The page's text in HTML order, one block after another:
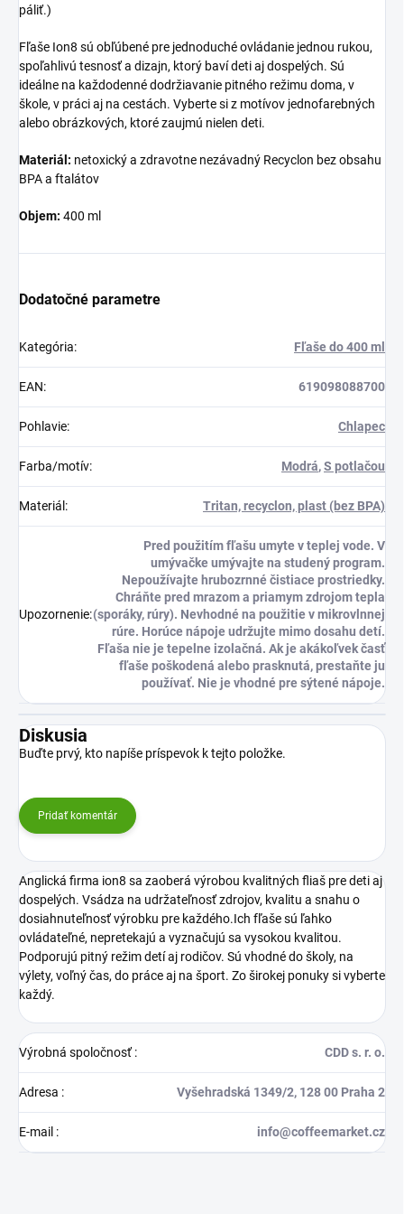
páliť.)
Fľaše Ion8 sú obľúbené pre jednoduché ovládanie jednou rukou,
spoľahlivú tesnosť a dizajn, ktorý baví deti aj dospelých. Sú
ideálne na každodenné dodržiavanie pitného režimu doma, v
škole, v práci aj na cestách. Vyberte si z motívov jednofarebných
alebo obrázkových, ktoré zaujmú nielen deti.
Materiál: netoxický a zdravotne nezávadný Recyclon bez obsahu
BPA a ftalátov
Objem: 400 ml
Dodatočné parametre
Kategória: Fľaše do 400 ml
EAN: 619098088700
Pohlavie: Chlapec
Farba/motív: Modrá,S potlačou
Materiál : Tritan, recyclon, plast (bez BPA)
Upozornenie:
Pred použitím fľašu umyte v teplej vode. V
umývačke umývajte na studený program.
Nepoužívajte hrubozrnné čistiace prostriedky.
Chráňte pred mrazom a priamym zdrojom tepla
(sporáky, rúry). Nevhodné na použitie v mikrovlnnej
rúre. Horúce nápoje udržujte mimo dosahu detí.
Fľaša nie je tepelne izolačná. Ak je akákoľvek časť
fľaše poškodená alebo prasknutá, prestaňte ju
používať. Nie je vhodné pre sýtené nápoje.
Diskusia
Buďte prvý, kto napíše príspevok k tejto položke.
Pridať komentár
Anglická firma ion8 sa zaoberá výrobou kvalitných fliaš pre deti aj
dospelých. Vsádza na udržateľnosť zdrojov, kvalitu a snahu o
dosiahnuteľnosť výrobku pre každého.Ich fľaše sú ľahko
ovládateľné, nepretekajú a vyznačujú sa vysokou kvalitou.
Podporujú pitný režim detí aj rodičov. Sú vhodné do školy, na
výlety, voľný čas, do práce aj na šport. Zo širokej ponuky si vyberte
každý.
Výrobná spoločnosť: CDD s. r. o.
Adresa : Vyšehradská 1349/2, 128 00 Praha 2
E-mail : info@coffeemarket.cz